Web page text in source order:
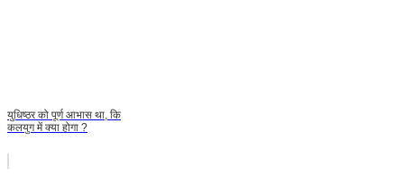
युधिष्ठर को पूर्ण आभास था, कि
कलयुग में क्या होगा ?